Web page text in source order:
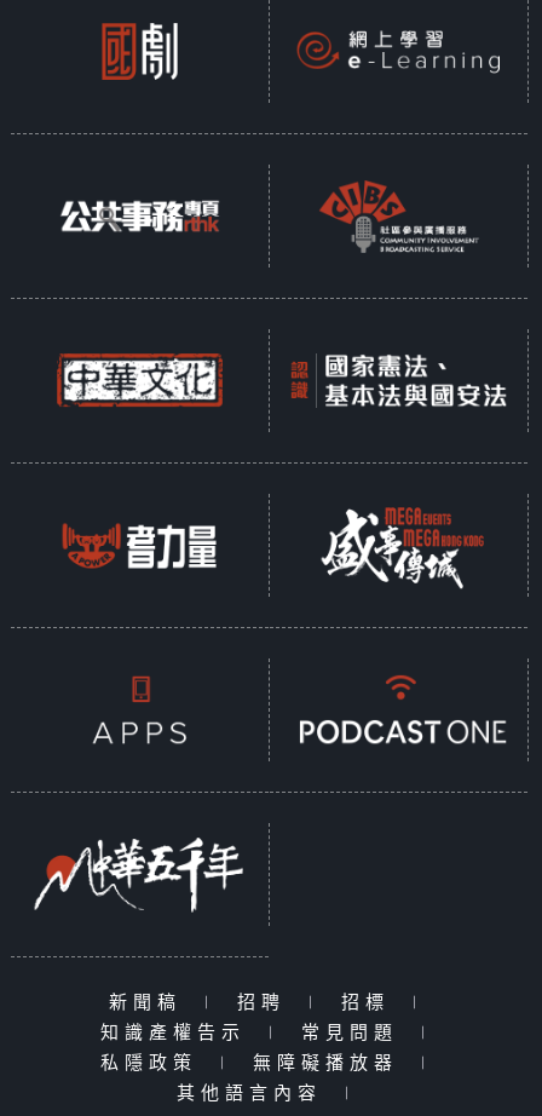
新聞稿 | 招聘 | 招標
|
知識產權告示
| 常見問題
|
私隱政策
| 無障礙播放器
|
其他語言內容
|